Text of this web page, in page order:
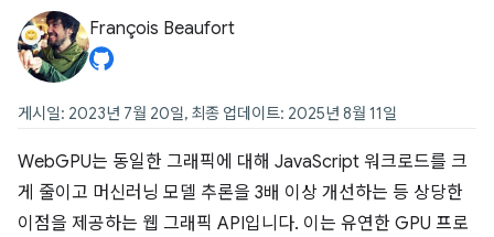
François Beaufort
게시일: 2023년 7월 20일, 최종 업데이트: 2025년 8월 11일
WebGPU는 동일한 그래픽에 대해 JavaScript 워크로드를 크
게 줄이고 머신러닝 모델 추론을 3배 이상 개선하는 등 상당한
이점을 제공하는 웹 그래픽 API입니다. 이는 유연한 GPU 프로